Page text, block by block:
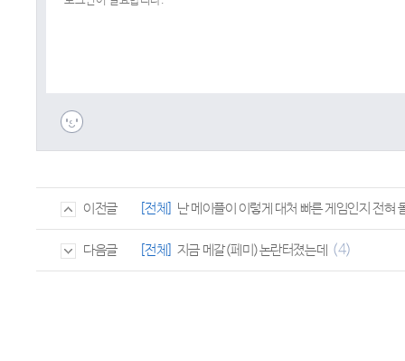
이전글 [전체] 난 메이플이 이렇게 대처 빠른 게임인지 전혀
다음글 [전체] 지금 메갈(페미)논란터졌는데 (4)